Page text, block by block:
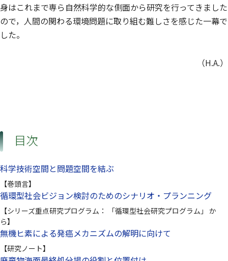
身はこれまで専ら自然科学的な側面から研究を行ってきました
ので，人間の関わる環境問題に取り組む難しさを感じた一幕で
した。
（H.A.）
目次
科学技術空間と問題空間を結ぶ
【巻頭言】
循環型社会ビジョン検討のためのシナリオ・プランニング
【シリーズ重点研究プログラム： 「循環型社会研究プログラム」 か
ら】
無機ヒ素による発癌メカニズムの解明に向けて
【研究ノート】